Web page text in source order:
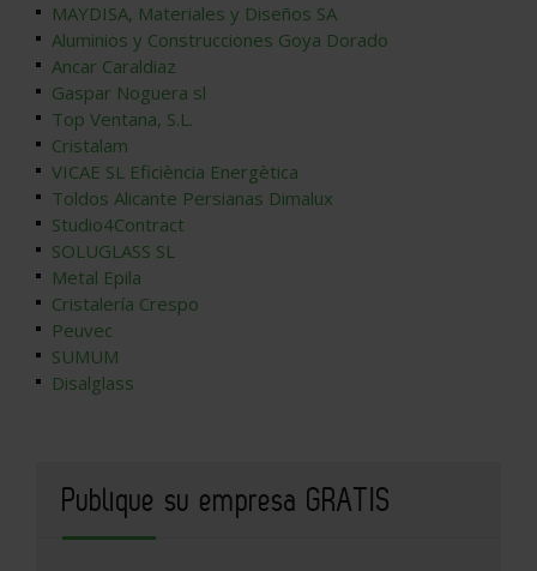
MAYDISA, Materiales y Diseños SA
Aluminios y Construcciones Goya Dorado
Ancar Caraldiaz
Gaspar Noguera sl
Top Ventana, S.L.
Cristalam
VICAE SL Eficiència Energètica
Toldos Alicante Persianas Dimalux
Studio4Contract
SOLUGLASS SL
Metal Epila
Cristalería Crespo
Peuvec
SUMUM
Disalglass
Publique su empresa GRATIS